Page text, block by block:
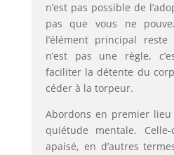
n’est pas possible de
pas que vous ne
l’élément principal reste
n’est pas une règle,
faciliter la détente du
céder à la torpeur.
Abordons en premier
quiétude mentale.
apaisé, en d’autres